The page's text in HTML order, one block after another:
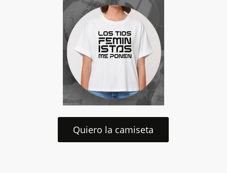
Quiero la camiseta